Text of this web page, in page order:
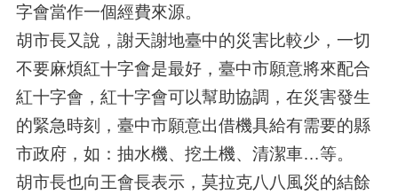
字會當作一個經費來源。
胡市長又說，謝天謝地臺中的災害比較少，一切
不要麻煩紅十字會是最好，臺中市願意將來配合
紅十字會，紅十字會可以幫助協調，在災害發生
的緊急時刻，臺中市願意出借機具給有需要的縣
市政府，如：抽水機、挖土機、清潔車…等。
胡市長也向王會長表示，莫拉克八八風災的結餘